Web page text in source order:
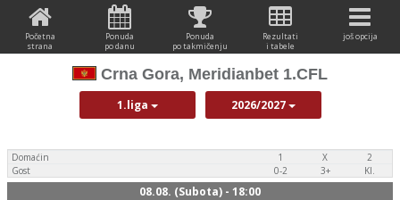
Početna
strana
Ponuda
po danu
Ponuda
po takmičenju
Rezultati
i tabele
još opcija
Crna Gora, Meridianbet 1.CFL
1.liga 2026/2027
Domaćin
Gost
1 X
2
0-2
3+ Kl.
08.08. (Subota) - 18:00